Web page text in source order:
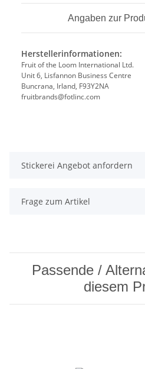
Angaben zur
Herstellerinformationen:
Fruit of the Loom International Ltd.
Unit 6, Lisfannon Business Centre
Buncrana, Irland, F93Y2NA
fruitbrands@fotlinc.com
Stickerei Angebot anfordern
Frage zum Artikel
Passende /
diesem